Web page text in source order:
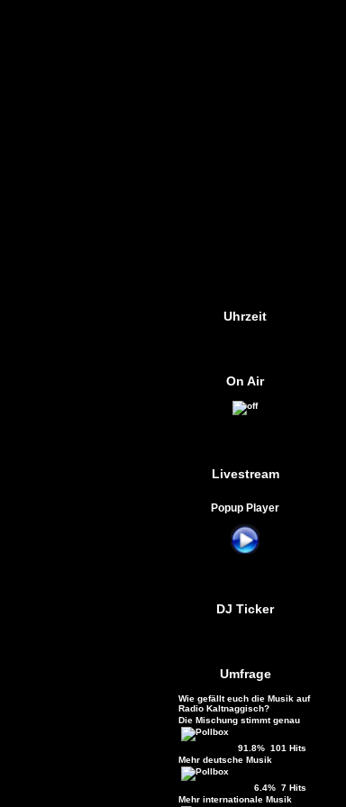
Uhrzeit
On Air
Livestream
Popup Player
DJ Ticker
Umfrage
Wie gefällt euch die Musik auf
Radio Kaltnaggisch?
Die Mischung stimmt genau
91.8% 101 Hits
Mehr deutsche Musik
6.4% 7 Hits
Mehr internationale Musik